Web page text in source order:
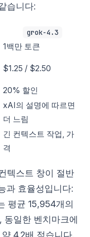
습니다:
grok-4.3
1백만 토큰
$1.25 / $2.50
20% 할인
xAI의 설명에 따르면
더 느림
긴 컨텍스트 작업, 가
격
텍스트 창이 절반
과 효율성입니다:
평균 15,954개의
동일한 벤치마크에
4.2배 적습니다.